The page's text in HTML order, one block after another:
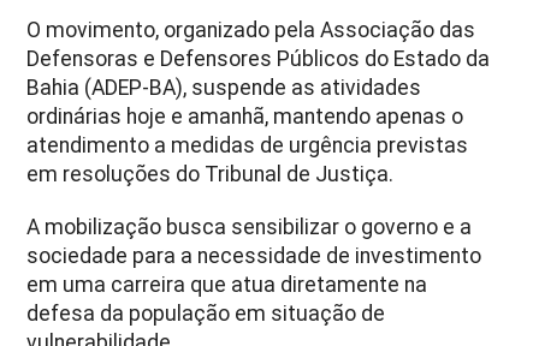
O movimento, organizado pela Associação das
Defensoras e Defensores Públicos do Estado da
Bahia (ADEP-BA), suspende as atividades
ordinárias hoje e amanhã, mantendo apenas o
atendimento a medidas de urgência previstas
em resoluções do Tribunal de Justiça.
A mobilização busca sensibilizar o governo e a
sociedade para a necessidade de investimento
em uma carreira que atua diretamente na
defesa da população em situação de